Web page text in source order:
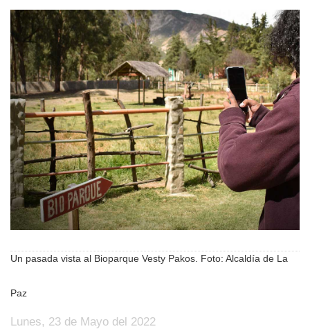
Un pasada vista al Bioparque Vesty Pakos. Foto: Alcaldía de La
Paz
Lunes, 23 de Mayo del 2022